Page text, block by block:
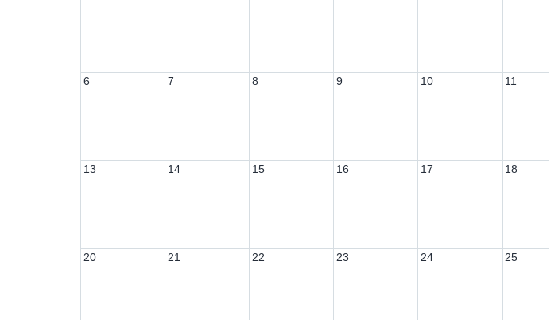
6 7 8 9 10 11
13 14 15 16 17 18
20 21 22 23 24 25